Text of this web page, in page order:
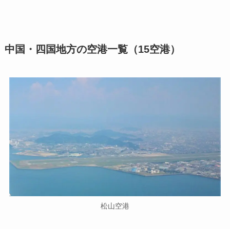
中国・四国地方の空港一覧（15空港）
松山空港